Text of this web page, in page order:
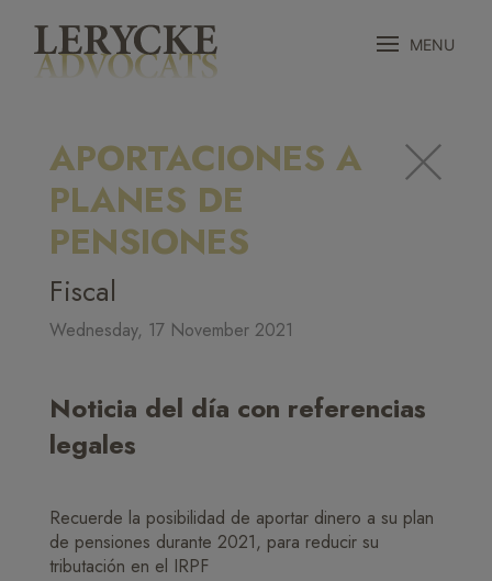
MENU
APORTACIONES A
PLANES DE
PENSIONES
Fiscal
Wednesday, 17 November 2021
Noticia del día con referencias
legales
​​​​​​​Recuerde la posibilidad de aportar dinero a su plan
de pensiones durante 2021, para reducir su
tributación en el IRPF